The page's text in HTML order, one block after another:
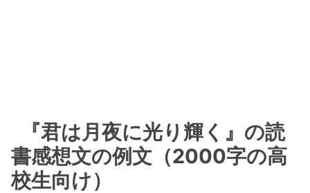
『君は月夜に光り輝く』の読
書感想文の例文（2000字の高
校生向け）